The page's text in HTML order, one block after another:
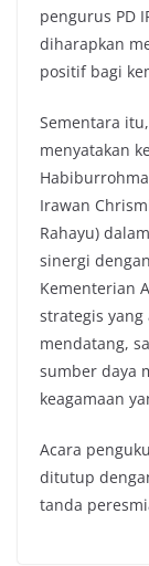
pengurus PD
diharapkan
positif bagi
Sementara
menyatakan
Irawan
Rahayu)
sinergi
Kementerian
strategis
mendatang,
sumber daya
keagamaan
Acara
ditutup
tanda